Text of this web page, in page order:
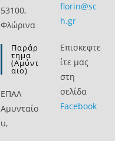
53100,
Φλώρινα
Παράρ
Τημα
(Αμύντ
Αιο)
ΕΠΑΛ
Αμυνταίο
υ,
florin@sc
h.gr
Επισκεφτε
ίτε μας
στη
σελίδα
Facebook